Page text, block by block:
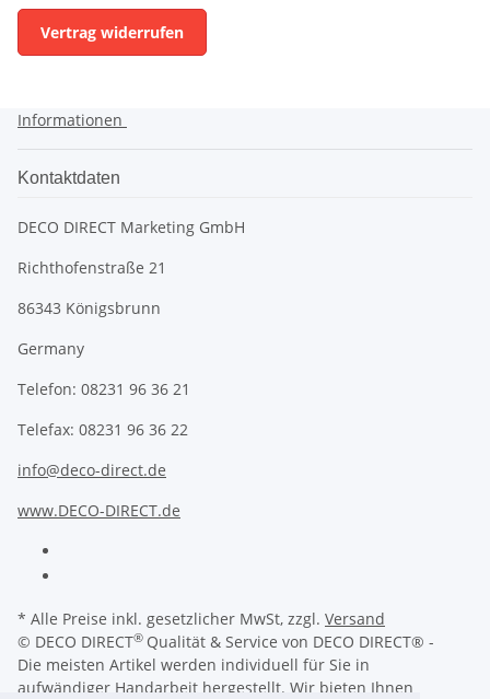
Vertrag widerrufen
Informationen
Kontaktdaten
DECO DIRECT Marketing GmbH
Richthofenstraße 21
86343 Königsbrunn
Germany
Telefon: 08231 96 36 21
Telefax: 08231 96 36 22
info@deco-direct.de
www.DECO-DIRECT.de
* Alle Preise inkl. gesetzlicher MwSt, zzgl. Versand
© DECO DIRECT® Qualität & Service von DECO DIRECT® -
Die meisten Artikel werden individuell für Sie in
aufwändiger Handarbeit hergestellt. Wir bieten Ihnen